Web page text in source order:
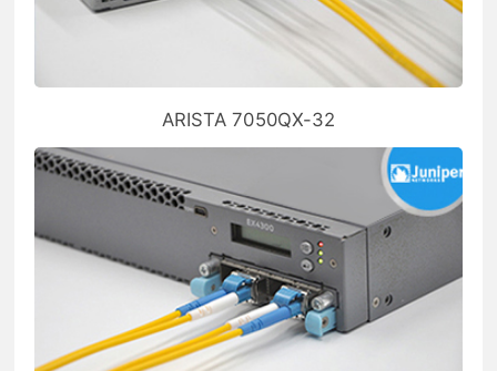
ARISTA 7050QX-32